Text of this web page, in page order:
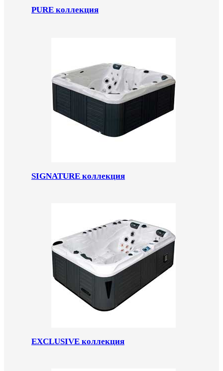
PURE коллекция
SIGNATURE коллекция
EXCLUSIVE коллекция